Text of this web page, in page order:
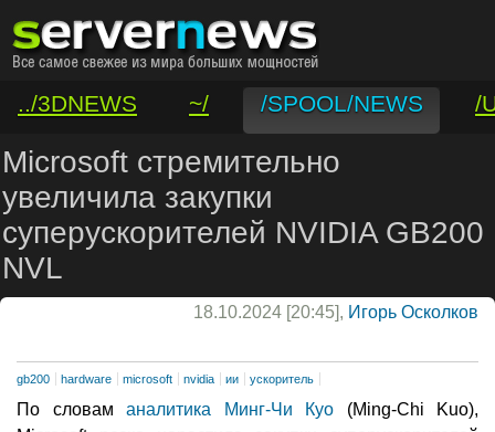
../3DNEWS ~/ /SPOOL/NEWS
/
/VAR/CONTACT
Microsoft стремительно
увеличила закупки
суперускорителей NVIDIA GB200
NVL
18.10.2024 [20:45], Игорь Осколков
gb200 hardware microsoft nvidia ии ускоритель
По словам аналитика Минг-Чи Куо (Ming-Chi Kuo),